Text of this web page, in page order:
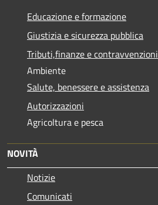
Educazione e formazione
Giustizia e sicurezza pubblica
Tributi,finanze e contravvenzioni
Ambiente
Salute, benessere e assistenza
Autorizzazioni
Agricoltura e pesca
NOVITÀ
Notizie
Comunicati